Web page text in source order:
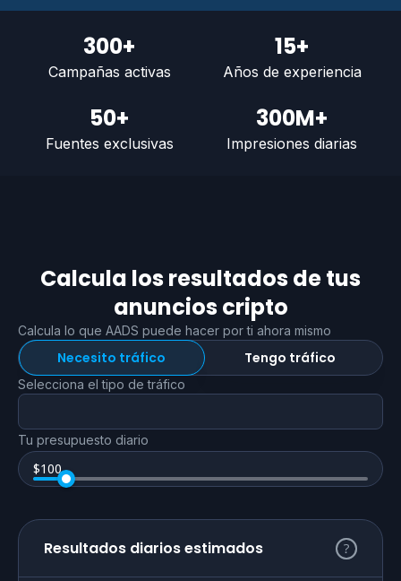
300+
Campañas activas
15+
Años de experiencia
50+
Fuentes exclusivas
300M+
Impresiones diarias
Calcula los resultados de tus
anuncios cripto
Calcula lo que AADS puede hacer por ti ahora mismo
Necesito tráfico Tengo tráfico
Selecciona el tipo de tráfico
Tu presupuesto diario
$100
Resultados diarios estimados